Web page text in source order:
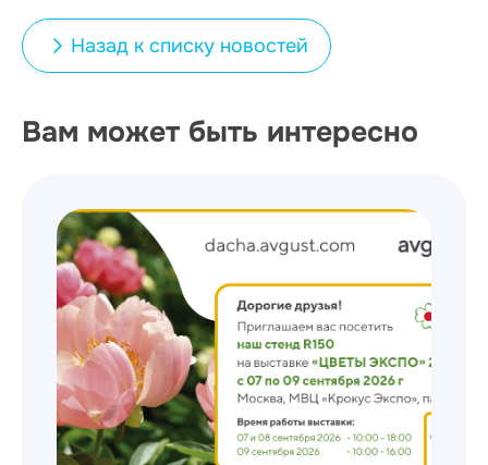
Назад к списку новостей
Вам может быть интересно